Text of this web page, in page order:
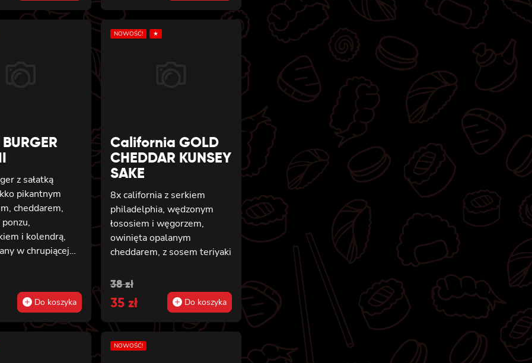
z sałatką
pikantnym
cheddarem,
i kolendrą,
w chrupiącej
Do koszyka
NOWOŚĆ! ★
California GOLD
CHEDDAR KUNSEY
SAKE
8x california z serkiem
philadelphia, wędzonym
łososiem i węgorzem,
owinięta opalanym
cheddarem, z sosem teriyaki
38zł
Original
price
was:
38 zł.
35 zł
Current
price
is:
35 zł.
Do koszyka
NOWOŚĆ!